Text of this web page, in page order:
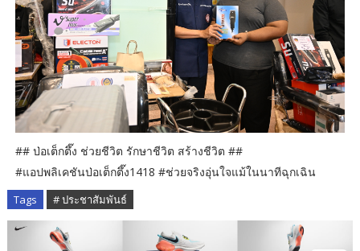
## ป่อเต็กตึ๊ง ช่วยชีวิต รักษาชีวิต สร้างชีวิต ##
#แอปพลิเคชันป่อเต็กตึ๊ง1418 #ช่วยจริงอุ่นใจแม้ในนาทีฉุกเฉิน
Tags # ประชาสัมพันธ์